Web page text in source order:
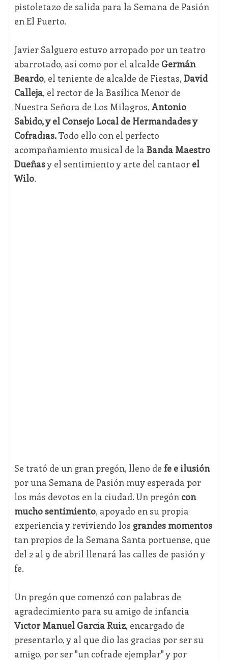
pistoletazo de salida para la Semana de Pasión
en El Puerto.
Javier Salguero estuvo arropado por un teatro
abarrotado, así como por el alcalde Germán
Beardo, el teniente de alcalde de Fiestas, David
Calleja, el rector de la Basílica Menor de
Nuestra Señora de Los Milagros, Antonio
Sabido, y el Consejo Local de Hermandades y
Cofradías.Todo ello con el perfecto
acompañamiento musical de la Banda Maestro
Dueñasy el sentimiento y arte del cantaor el
Wilo.
Se trató de un gran pregón, lleno de fe e ilusión
por una Semana de Pasión muy esperada por
los más devotos en la ciudad. Un pregón con
mucho sentimiento, apoyado en su propia
experiencia y reviviendo los grandes momentos
tan propios de la Semana Santa portuense, que
del 2 al 9 de abril llenará las calles de pasión y
fe.
Un pregón que comenzó con palabras de
agradecimiento para su amigo de infancia
Víctor Manuel García Ruiz, encargado de
presentarlo, y al que dio las gracias por ser su
amigo, por ser "un cofrade ejemplar" y por